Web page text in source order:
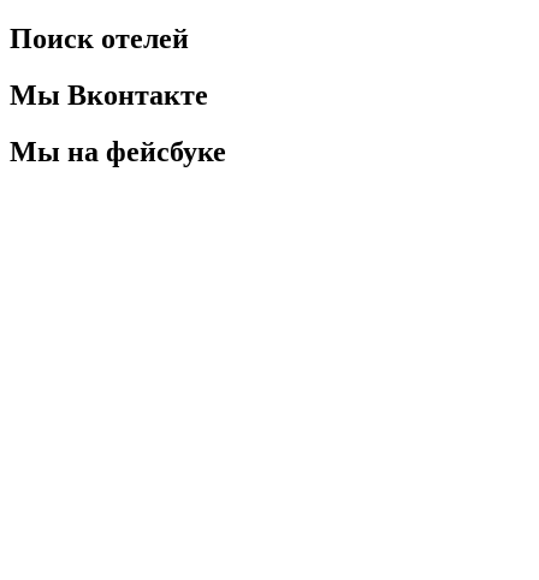
Поиск отелей
Мы Вконтакте
Мы на фейсбуке